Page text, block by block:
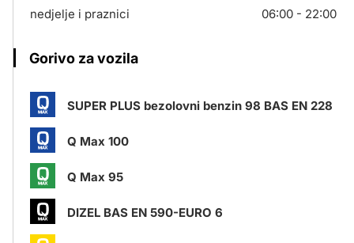
nedjelje i praznici
06:00 - 22:00
Gorivo za vozila
SUPER PLUS bezolovni benzin 98 BAS EN 228
Q Max 100
Q Max 95
DIZEL BAS EN 590-EURO 6